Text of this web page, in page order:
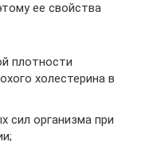
ее свойства
плотности
холестерина в
сил организма при